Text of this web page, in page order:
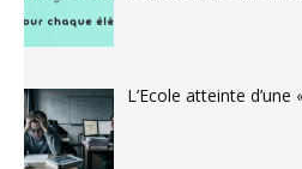
L’Ecole atteinte